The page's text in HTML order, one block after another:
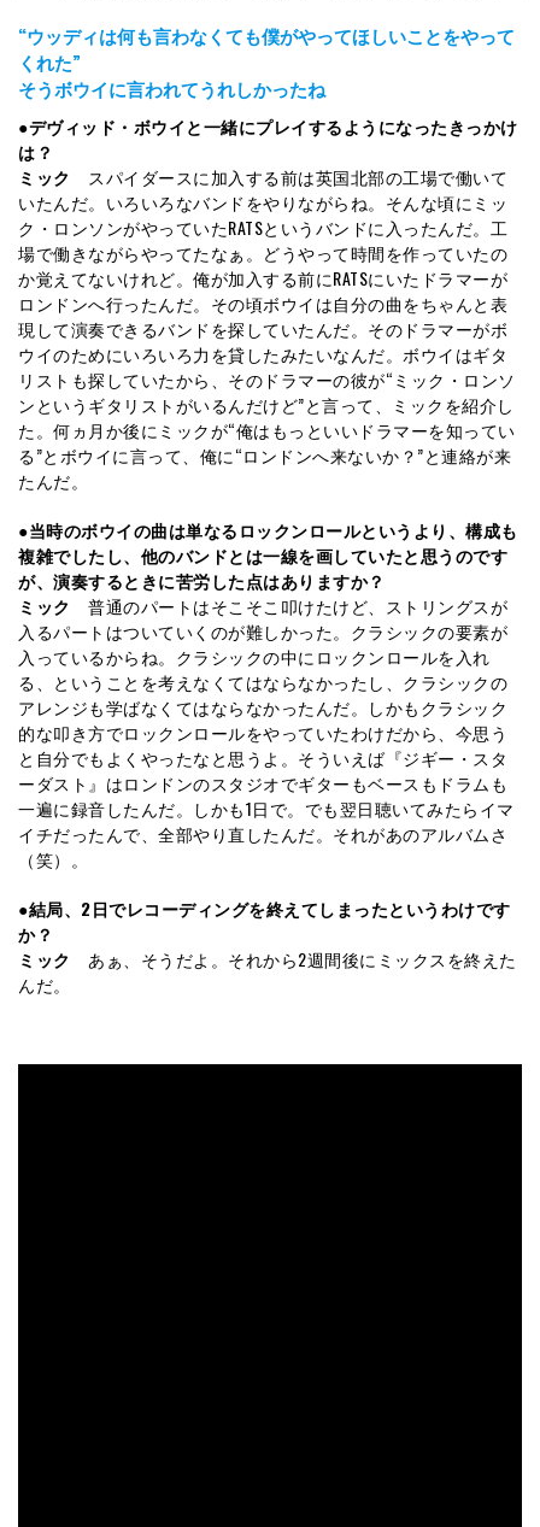
“ウッディは何も言わなくても僕がやってほしいことをやって
くれた”
そうボウイに言われてうれしかったね
●デヴィッド・ボウイと一緒にプレイするようになったきっかけ
は？
ミック
スパイダースに加入する前は英国北部の工場で働いて
いたんだ。いろいろなバンドをやりながらね。そんな頃にミッ
ク・ロンソンがやっていたRATSというバンドに入ったんだ。工
場で働きながらやってたなぁ。どうやって時間を作っていたの
か覚えてないけれど。俺が加入する前にRATSにいたドラマーが
ロンドンへ行ったんだ。その頃ボウイは自分の曲をちゃんと表
現して演奏できるバンドを探していたんだ。そのドラマーがボ
ウイのためにいろいろ力を貸したみたいなんだ。ボウイはギタ
リストも探していたから、そのドラマーの彼が“ミック・ロンソ
ンというギタリストがいるんだけど”と言って、ミックを紹介し
た。何ヵ月か後にミックが“俺はもっといいドラマーを知ってい
る”とボウイに言って、俺に“ロンドンへ来ないか？”と連絡が来
たんだ。
●当時のボウイの曲は単なるロックンロールというより、構成も
複雑でしたし、他のバンドとは一線を画していたと思うのです
が、演奏するときに苦労した点はありますか？
ミック
普通のパートはそこそこ叩けたけど、ストリングスが
入るパートはついていくのが難しかった。クラシックの要素が
入っているからね。クラシックの中にロックンロールを入れ
る、ということを考えなくてはならなかったし、クラシックの
アレンジも学ばなくてはならなかったんだ。しかもクラシック
的な叩き方でロックンロールをやっていたわけだから、今思う
と自分でもよくやったなと思うよ。そういえば『ジギー・スタ
ーダスト』はロンドンのスタジオでギターもベースもドラムも
一遍に録音したんだ。しかも1日で。でも翌日聴いてみたらイマ
イチだったんで、全部やり直したんだ。それがあのアルバムさ
（笑）。
●結局、2日でレコーディングを終えてしまったというわけです
か？
ミック
あぁ、そうだよ。それから2週間後にミックスを終えた
んだ。